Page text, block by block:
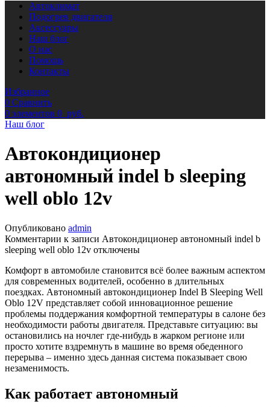
Автоклимат
Подогрев двигателя
Аксессуары
Наш блог
О нас
Помощь
Контакты
Избранное
0 Сравнить
0 элементов 0 руб.
Наш блог
Автокондиционер
автономный indel b sleeping
well oblo 12v
Опубликовано admin
Комментарии к записи Автокондиционер автономный indel b
sleeping well oblo 12v отключены
Комфорт в автомобиле становится всё более важным аспектом
для современных водителей, особенно в длительных
поездках. Автономный автокондиционер Indel B Sleeping Well
Oblo 12V представляет собой инновационное решение
проблемы поддержания комфортной температуры в салоне без
необходимости работы двигателя. Представьте ситуацию: вы
остановились на ночлег где-нибудь в жарком регионе или
просто хотите вздремнуть в машине во время обеденного
перерыва – именно здесь данная система показывает свою
незаменимость.
Как работает автономный